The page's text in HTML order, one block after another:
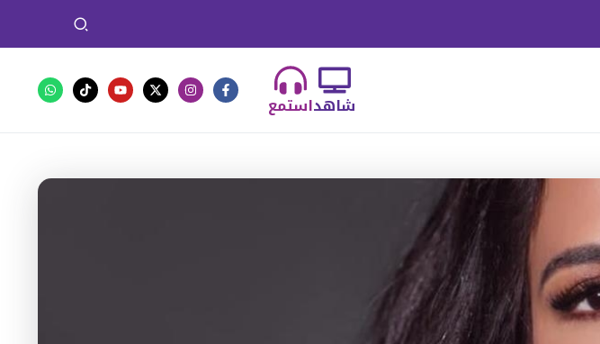
استمعشاهد